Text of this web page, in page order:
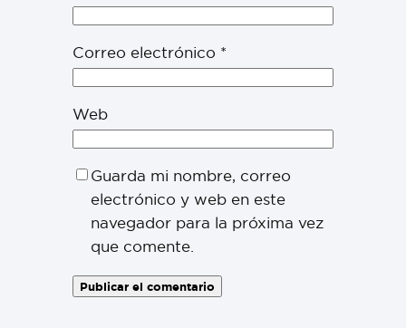
Correo electrónico *
Web
Guarda mi nombre, correo
electrónico y web en este
navegador para la próxima vez
que comente.